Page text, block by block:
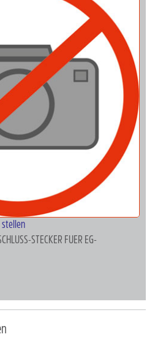
stellen
STECKER FUER EG-